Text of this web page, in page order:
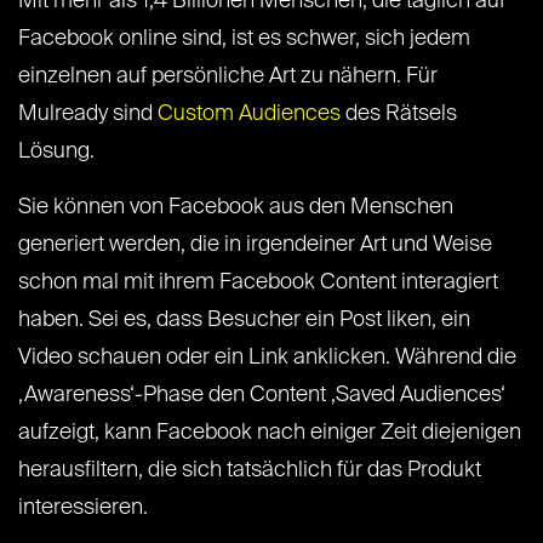
Facebook online sind, ist es schwer, sich jedem
einzelnen auf persönliche Art zu nähern. Für
Mulready sind Custom Audiences des Rätsels
Lösung.
Sie können von Facebook aus den Menschen
generiert werden, die in irgendeiner Art und Weise
schon mal mit ihrem Facebook Content interagiert
haben. Sei es, dass Besucher ein Post liken, ein
Video schauen oder ein Link anklicken. Während die
‚Awareness‘-Phase den Content ‚Saved Audiences‘
aufzeigt, kann Facebook nach einiger Zeit diejenigen
herausfiltern, die sich tatsächlich für das Produkt
interessieren.